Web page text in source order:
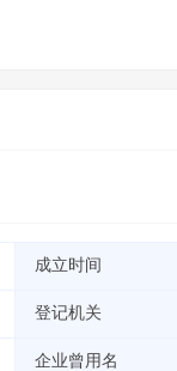
成立时间
登记机关
企业曾用名